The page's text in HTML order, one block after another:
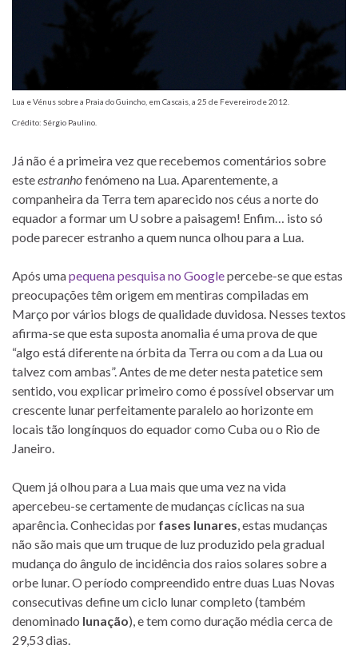
Lua e Vénus sobre a Praia do Guincho, em Cascais, a 25 de Fevereiro de 2012.
Crédito: Sérgio Paulino.
Já não é a primeira vez que recebemos comentários sobre
esteestranhofenómeno na Lua. Aparentemente, a
companheira da Terra tem aparecido nos céus a norte do
equador a formar um U sobre a paisagem! Enfim… isto só
pode parecer estranho a quem nunca olhou para a Lua.
Após umapequena pesquisa no Googlepercebe-se que estas
preocupações têm origem em mentiras compiladas em
Março por vários blogs de qualidade duvidosa. Nesses textos
afirma-se que esta suposta anomalia é uma prova de que
“algo está diferente na órbita da Terra ou com a da Lua ou
talvez com ambas”. Antes de me deter nesta patetice sem
sentido, vou explicar primeiro como é possível observar um
crescente lunar perfeitamente paralelo ao horizonte em
locais tão longínquos do equador como Cuba ou o Rio de
Janeiro.
Quem já olhou para a Lua mais que uma vez na vida
apercebeu-se certamente de mudanças cíclicas na sua
aparência. Conhecidas por fases lunares, estas mudanças
não são mais que um truque de luz produzido pela gradual
mudança do ângulo de incidência dos raios solares sobre a
orbe lunar. O período compreendido entre duas Luas Novas
consecutivas define um ciclo lunar completo (também
denominado lunação), e tem como duração média cerca de
29,53 dias.